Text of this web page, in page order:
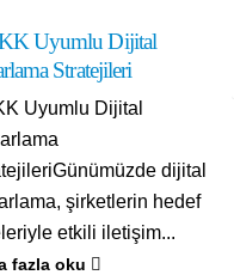
Uyumlu Dijital
Stratejileri
Uyumlu Dijital
dijital
şirketlerin hedef
etkili iletişim...
fazla oku